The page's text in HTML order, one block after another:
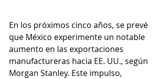
En los próximos cinco años, se prevé
que México experimente un notable
aumento en las exportaciones
manufactureras hacia EE. UU., según
Morgan Stanley. Este impulso,